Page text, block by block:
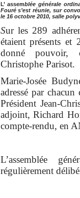
L’ assemblée générale
Fouré s’est réunie, sur
le 16 octobre 2010, salle
Sur les 289
étaient présents et
donné pouvoir,
Christophe Parisot.
Marie-Josée
adressé par
Président Jean-
adjoint, Richard
compte-rendu, en
L’assemblée
régulièrement